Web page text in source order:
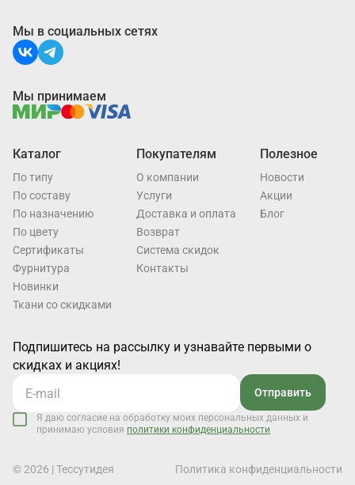
Каталог
По типу
По составу
По назначению
По цвету
Cертификаты
Фурнитура
Новинки
Ткани со скидками
Покупателям
О компании
Услуги
Доставка и оплата
Возврат
Система скидок
Контакты
Полезное
Новости
Акции
Блог
Подпишитесь на рассылку и узнавайте первыми о
скидках и акциях!
Отправить
Я даю согласие на обработку моих персональных данных и
принимаю условия политики конфиденциальности
Мы в социальных сетях
Мы принимаем
© 2026 | Тессутидея Политика конфиденциальности